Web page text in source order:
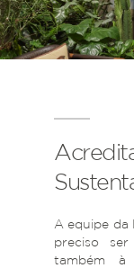
A equipe da
preciso
também à